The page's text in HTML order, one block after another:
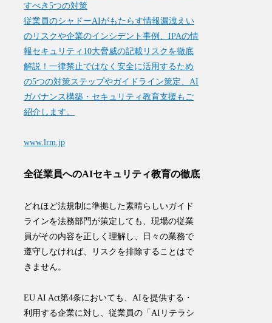
すべき5つの対策
従業員のシャドーAIがもたらす情報漏洩えい
のリスクや企業のインシデント事例、IPAの情
報セキュリティ10大脅威の記載リスクを徹底
解説！一律禁止ではなく安全に活用するため
の5つの対策ステップやガイドライン策定、AI
ガバナンス構築・セキュリティ教育支援もご
紹介します。
www.lrm.jp
全従業員へのAIセキュリティ教育の徹底
どれほど法規制に準拠した素晴らしいガイド
ラインを法務部門が策定しても、現場の従業
員がその内容を正しく理解し、日々の業務で
遵守しなければ、リスクを排除することはで
きません。
EU AI Act第4条においても、AIを提供する・
利用する企業に対し、従業員の「AIリテラシ